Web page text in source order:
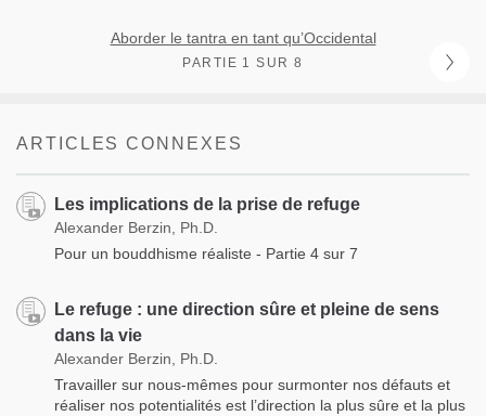
Aborder le tantra en tant qu’Occidental
PARTIE 1 SUR 8
ARTICLES CONNEXES
Les implications de la prise de refuge
Alexander Berzin, Ph.D.
Pour un bouddhisme réaliste - Partie 4 sur 7
Le refuge : une direction sûre et pleine de sens
dans la vie
Alexander Berzin, Ph.D.
Travailler sur nous-mêmes pour surmonter nos défauts et
réaliser nos potentialités est l’direction la plus sûre et la plus